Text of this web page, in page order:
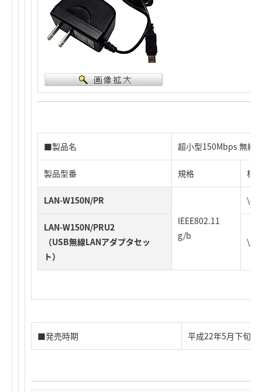
■製品名 超小型150Mbps 無線
製品型番 規格 標
LAN-W150N/PR
IEEE802.11
g/b
LAN-W150N/PRU2
（USB無線LANアダプタセッ
ト）
■発売時期 平成22年5月下旬